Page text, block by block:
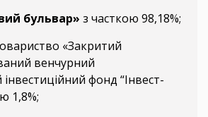
бульвар» з часткою 98,18%;
«Закритий
венчурний
фонд “Інвест-
1,8%;